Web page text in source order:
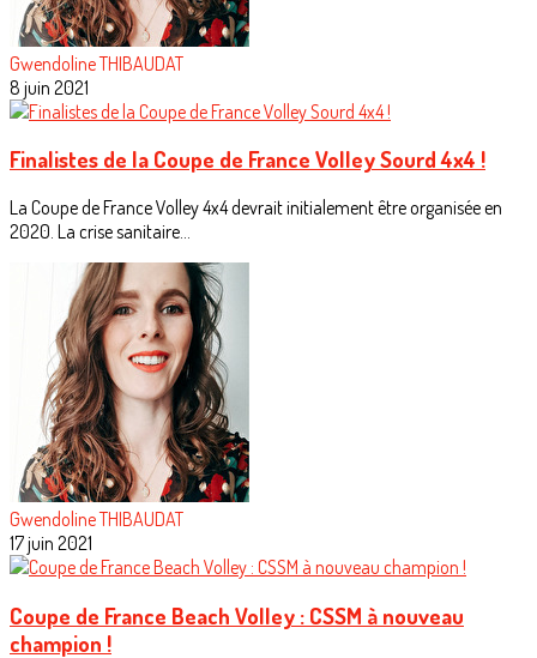
Gwendoline THIBAUDAT
8 juin 2021
Finalistes de la Coupe de France Volley Sourd 4x4 !
La Coupe de France Volley 4x4 devrait initialement être organisée en
2020. La crise sanitaire...
Gwendoline THIBAUDAT
17 juin 2021
Coupe de France Beach Volley : CSSM à nouveau
champion !